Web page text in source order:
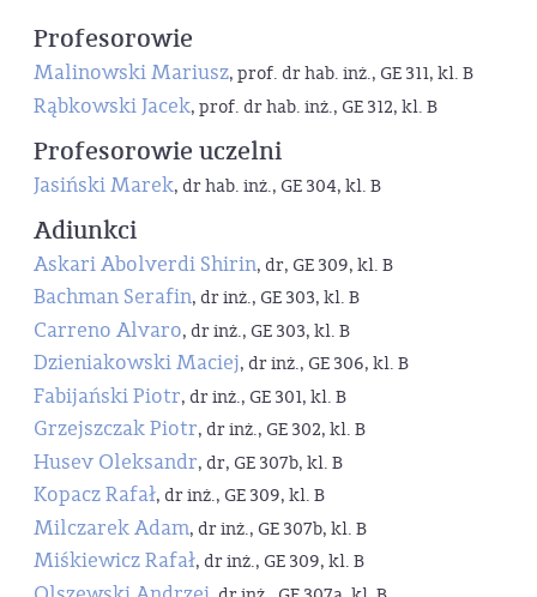
Profesorowie
Malinowski Mariusz, prof. dr hab. inż., GE 311, kl. B
Rąbkowski Jacek, prof. dr hab. inż., GE 312, kl. B
Profesorowie uczelni
Jasiński Marek, dr hab. inż., GE 304, kl. B
Adiunkci
Askari Abolverdi Shirin, dr, GE 309, kl. B
Bachman Serafin, dr inż., GE 303, kl. B
Carreno Alvaro, dr inż., GE 303, kl. B
Dzieniakowski Maciej, dr inż., GE 306, kl. B
Fabijański Piotr, dr inż., GE 301, kl. B
Grzejszczak Piotr, dr inż., GE 302, kl. B
Husev Oleksandr, dr, GE 307b, kl. B
Kopacz Rafał, dr inż., GE 309, kl. B
Milczarek Adam, dr inż., GE 307b, kl. B
Miśkiewicz Rafał, dr inż., GE 309, kl. B